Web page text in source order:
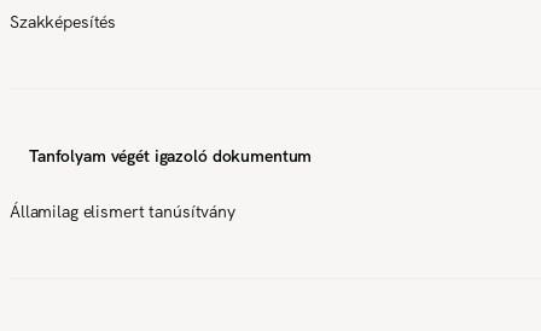
Szakképesítés
Tanfolyam végét igazoló dokumentum
Államilag elismert tanúsítvány